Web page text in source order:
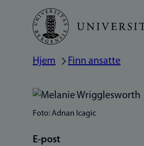
Hopp
hovedinnhold
Navigasjonssti
Hjem Finn ansatte
Foto: Adnan Icagic
E-post